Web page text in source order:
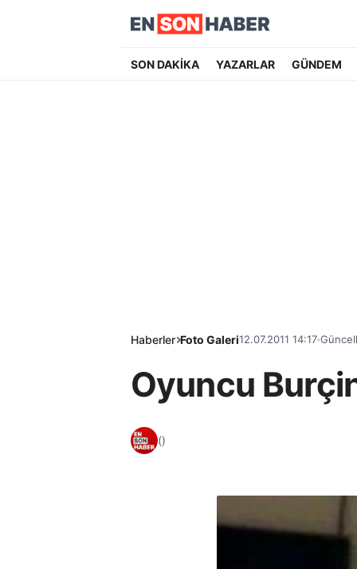
SON DAKİKA YAZARLAR GÜNDEM
Haberler Foto Galeri12.07.2011 14:17
Oyuncu
()